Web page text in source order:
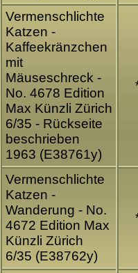
Vermenschlichte
Katzen -
Kaffeekränzchen
mit
Mäuseschreck -
No. 4678 Edition
Max Künzli Zürich
6/35 - Rückseite
beschrieben
1963 (E38761y)
Vermenschlichte
Katzen -
Wanderung - No.
4672 Edition Max
Künzli Zürich
6/35 (E38762y)